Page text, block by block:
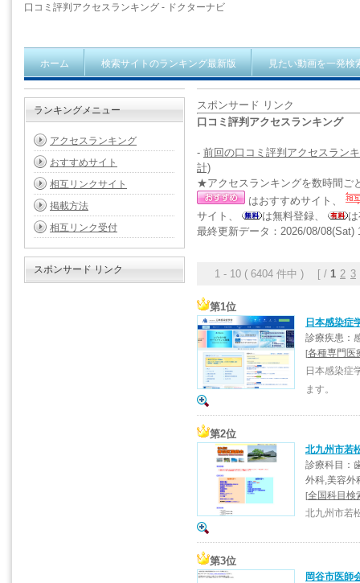
口コミ評判アクセスランキング - ドクターナビ
ホーム 検索サイトのランキング最新版 見たい動画を一発検
スポンサード リンク
口コミ評判アクセスランキング
- 前回の口コミ評判アクセスラン
計)
★アクセスランキングを数時間ご
はおすすめサイト、
サイト、
は無料登録、
最終更新データ：2026/08/08(Sat)
1 - 10 ( 6404 件中 ) [ / 1 2 3
第1位
日本感染症
診療疾患：
[各種専門医
日本感染症
ます。
第2位
北九州市若
診療科目：
外科,美容外
[全国科目検
北九州市若
第3位
岡谷市医師
ランキングメニュー
アクセスランキング
おすすめサイト
相互リンクサイト
掲載方法
相互リンク受付
スポンサード リンク